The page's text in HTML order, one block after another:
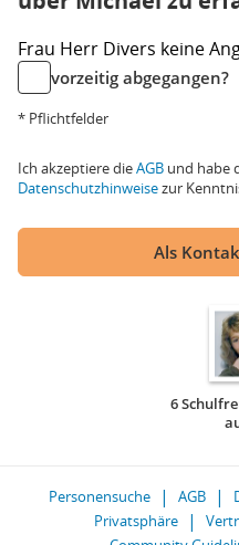
Frau Herr Divers keine
vorzeitig abgegangen?
* Pflichtfelder
Ich akzeptiere dieAGB und habe
Datenschutzhinweisezur
Als
6
Personensuche AGB
Privatsphäre